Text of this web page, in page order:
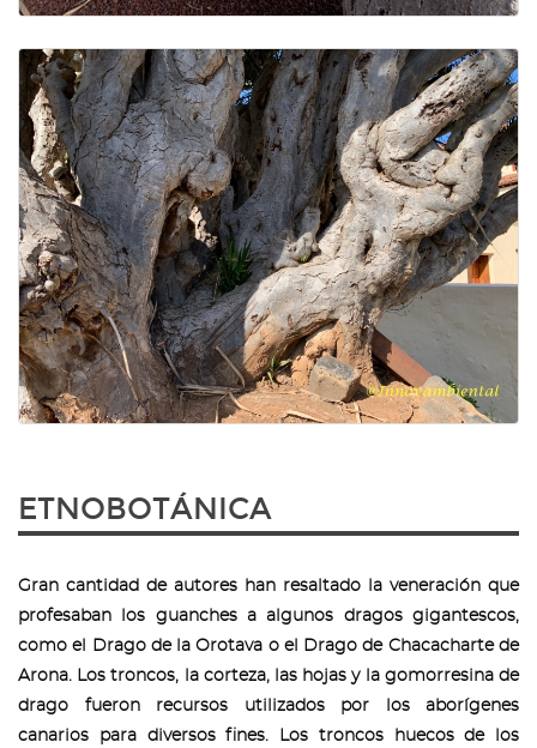
ETNOBOTÁNICA
Gran cantidad de autores han resaltado la veneración que
profesaban los guanches a algunos dragos gigantescos,
como el Drago de la Orotava o el Drago de Chacacharte de
Arona. Los troncos, la corteza, las hojas y la gomorresina de
drago fueron recursos utilizados por los aborígenes
canarios para diversos fines. Los troncos huecos de los